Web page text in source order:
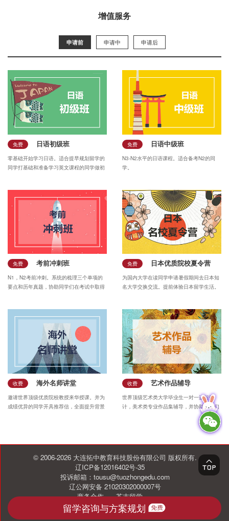
增值服务
申请前 申请中 申请后
免费 日语初级班
零基础开始学习日语。适合提早规划留学的
同学打基础和准备学习英文课程的同学做初
免费 日语中级班
N3-N2水平的日语课程。适合备考N2的同
学。
免费 考前冲刺班
N1，N2考前冲刺。系统的梳理三个单项的
要点和历年真题，协助同学们在考试中取得
免费 日本优质院校夏令营
为国内大学在读同学申请暑假期间去日本知
名大学交换交流。提前体验日本留学生活。
收费 海外名师讲堂
邀请世界顶级优质院校教授来华授课。并为
成绩优异的同学开具推荐信，全面提升背景
收费 艺术作品辅导
世界顶级艺术类大学毕业生一对一进行设
计，美术类专业作品集辅导，并协助同学们
© 2006-2026 大连拓中教育科技股份有限公司 版权所有.
辽ICP备12016402号-35
投诉邮箱：tousu@tuozhongedu.com
辽公网安备 21020302000007号
商务合作
芥末留学
留学咨询与方案规划